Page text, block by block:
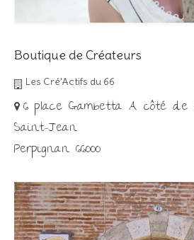
Boutique de Créateurs
Les Cré'Actifs du 66
6 place Gambetta A côté
Saint-Jean
Perpignan 66000